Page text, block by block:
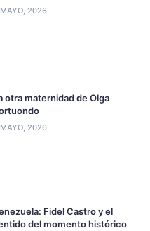
2026
otra maternidad de Olga
2026
Fidel Castro y el
del momento histórico